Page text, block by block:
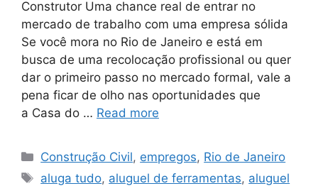
Construtor Uma chance real de entrar no
mercado de trabalho com uma empresa sólida
Se você mora no Rio de Janeiro e está em
busca de uma recolocação profissional ou quer
dar o primeiro passo no mercado formal, vale a
pena ficar de olho nas oportunidades que
a Casa do … Read more
Categories
Construção Civil, empregos, Rio de Janeiro
Tags
aluga tudo, aluguel de ferramentas, aluguel